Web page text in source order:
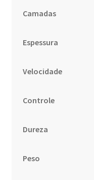
Camadas
Espessura
Velocidade
Controle
Dureza
Peso